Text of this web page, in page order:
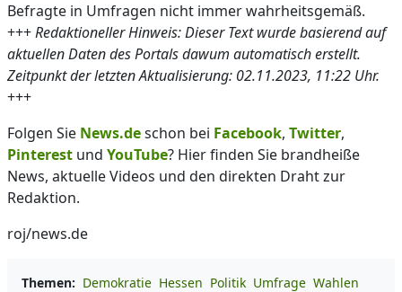
Befragte in Umfragen nicht immer wahrheitsgemäß.
+++Redaktioneller Hinweis: Dieser Text wurde basierend auf
aktuellen Daten des Portals dawum automatisch erstellt.
Zeitpunkt der letzten Aktualisierung: 02.11.2023, 11:22 Uhr.
+++
Folgen Sie News.deschon bei Facebook, Twitter,
Pinterest und YouTube? Hier finden Sie brandheiße
News, aktuelle Videos und den direkten Draht zur
Redaktion.
roj/news.de
Themen: Demokratie Hessen Politik Umfrage Wahlen